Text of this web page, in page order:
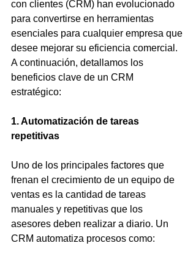
con clientes (CRM) han evolucionado
para convertirse en herramientas
esenciales para cualquier empresa que
desee mejorar su eficiencia comercial.
A continuación, detallamos los
beneficios clave de un CRM
estratégico:
1. Automatización de tareas
repetitivas
Uno de los principales factores que
frenan el crecimiento de un equipo de
ventas es la cantidad de tareas
manuales y repetitivas que los
asesores deben realizar a diario. Un
CRM automatiza procesos como: